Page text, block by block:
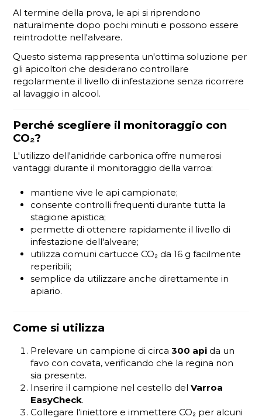
Al termine della prova, le api si riprendono
naturalmente dopo pochi minuti e possono essere
reintrodotte nell'alveare.
Questo sistema rappresenta un'ottima soluzione per
gli apicoltori che desiderano controllare
regolarmente il livello di infestazione senza ricorrere
al lavaggio in alcool.
Perché scegliere il monitoraggio con
CO₂?
L'utilizzo dell'anidride carbonica offre numerosi
vantaggi durante il monitoraggio della varroa:
mantiene vive le api campionate;
consente controlli frequenti durante tutta la
stagione apistica;
permette di ottenere rapidamente il livello di
infestazione dell'alveare;
utilizza comuni cartucce CO₂ da 16 g facilmente
reperibili;
semplice da utilizzare anche direttamente in
apiario.
Come si utilizza
Prelevare un campione di circa300 api da un
favo con covata, verificando che la regina non
sia presente.
Inserire il campione nel cestello delVarroa
EasyCheck.
Collegare l'iniettore e immettere CO₂ per alcuni